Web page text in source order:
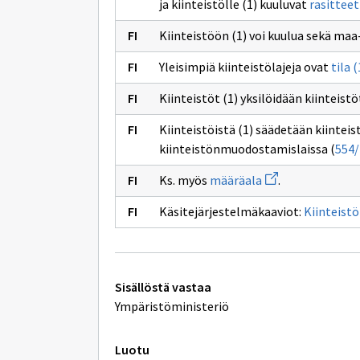
ja kiinteistölle (1) kuuluvat rasitteet
Kiinteistöön (1) voi kuulua sekä
Yleisimpiä kiinteistölajeja ovat tila
Kiinteistöt (1) yksilöidään
Kiinteistöistä (1) säädetään
kiinteistönmuodostamislaissa (
Ks. myös määräala Avaa
uuden
ikkunan
sivulle
määräala
.
Käsitejärjestelmäkaaviot:
Tekniset
lisätiedot
Sisällöstä vastaa
Ympäristöministeriö
Luotu